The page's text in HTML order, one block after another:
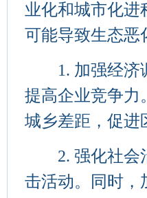
业化和城市化进
可能导致生态恶
1. 加强经济调
提高企业竞争力
城乡差距，促进
2. 强化社会治
击活动。同时，